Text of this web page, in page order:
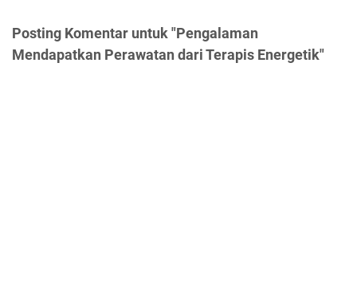
Posting Komentar untuk "Pengalaman
Mendapatkan Perawatan dari Terapis Energetik"